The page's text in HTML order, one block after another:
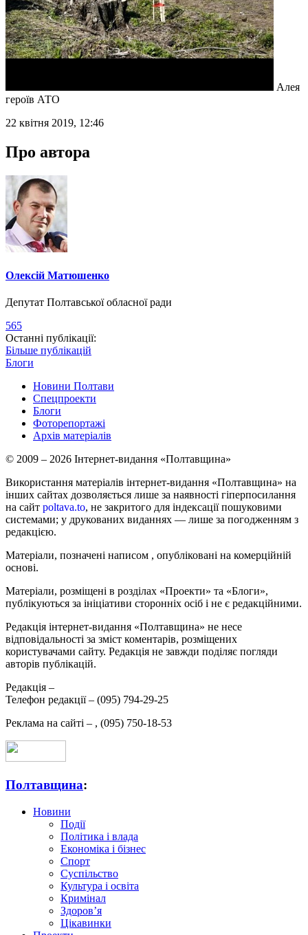
Алея
героїв АТО
22 квітня 2019, 12:46
Про автора
Олексій Матюшенко
Депутат Полтавської обласної ради
565
Останні публікації:
Більше публікацій
Блоги
Новини Полтави
Спецпроекти
Блоги
Фоторепортажі
Архів матеріалів
© 2009 – 2026 Інтернет-видання «Полтавщина»
Використання матеріалів інтернет-видання «Полтавщина» на
інших сайтах дозволяється лише за наявності гіперпосилання
на сайт poltava.to, не закритого для індексації пошуковими
системами; у друкованих виданнях — лише за погодженням з
редакцією.
Матеріали, позначені написом , опубліковані на комерційній
основі.
Матеріали, розміщені в розділах «Проекти» та «Блоги»,
публікуються за ініціативи сторонніх осіб і не є редакційними.
Редакція інтернет-видання «Полтавщина» не несе
відповідальності за зміст коментарів, розміщених
користувачами сайту. Редакція не завжди поділяє погляди
авторів публікацій.
Редакція –
Телефон редакції – (095) 794-29-25
Реклама на сайті – , (095) 750-18-53
Полтавщина:
Новини
Події
Політика і влада
Економіка і бізнес
Спорт
Суспільство
Культура і освіта
Кримінал
Здоров’я
Цікавинки